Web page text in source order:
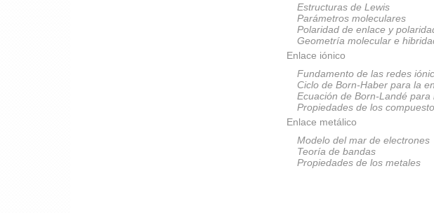
Estructuras de Lewis
Parámetros moleculares
Polaridad de enlace y
Geometría molecular e
Enlace iónico
Fundamento de las redes
Ciclo de Born-Haber para la
Ecuación de Born-Landé
Propiedades de los
Enlace metálico
Modelo del mar de electrones
Teoría de bandas
Propiedades de los metales